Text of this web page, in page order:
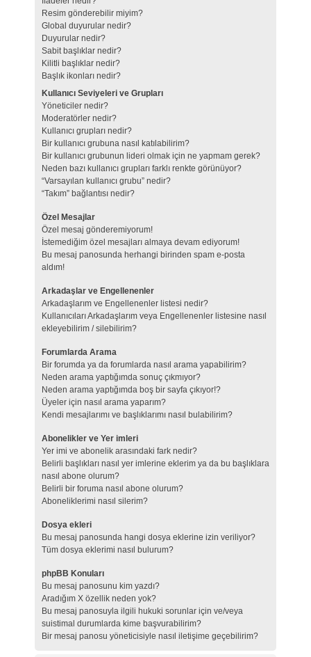
Resim gönderebilir miyim?
Global duyurular nedir?
Duyurular nedir?
Sabit başlıklar nedir?
Kilitli başlıklar nedir?
Başlık ikonları nedir?
Kullanıcı Seviyeleri ve Grupları
Yöneticiler nedir?
Moderatörler nedir?
Kullanıcı grupları nedir?
Bir kullanıcı grubuna nasıl katılabilirim?
Bir kullanıcı grubunun lideri olmak için ne yapmam gerek?
Neden bazı kullanıcı grupları farklı renkte görünüyor?
“Varsayılan kullanıcı grubu” nedir?
“Takım” bağlantısı nedir?
Özel Mesajlar
Özel mesaj gönderemiyorum!
İstemediğim özel mesajları almaya devam ediyorum!
Bu mesaj panosunda herhangi birinden spam e-posta
aldım!
Arkadaşlar ve Engellenenler
Arkadaşlarım ve Engellenenler listesi nedir?
Kullanıcıları Arkadaşlarım veya Engellenenler listesine nasıl
ekleyebilirim / silebilirim?
Forumlarda Arama
Bir forumda ya da forumlarda nasıl arama yapabilirim?
Neden arama yaptığımda sonuç çıkmıyor?
Neden arama yaptığımda boş bir sayfa çıkıyor!?
Üyeler için nasıl arama yaparım?
Kendi mesajlarımı ve başlıklarımı nasıl bulabilirim?
Abonelikler ve Yer imleri
Yer imi ve abonelik arasındaki fark nedir?
Belirli başlıkları nasıl yer imlerine eklerim ya da bu başlıklara
nasıl abone olurum?
Belirli bir foruma nasıl abone olurum?
Aboneliklerimi nasıl silerim?
Dosya ekleri
Bu mesaj panosunda hangi dosya eklerine izin veriliyor?
Tüm dosya eklerimi nasıl bulurum?
phpBB Konuları
Bu mesaj panosunu kim yazdı?
Aradığım X özellik neden yok?
Bu mesaj panosuyla ilgili hukuki sorunlar için ve/veya
suistimal durumlarda kime başvurabilirim?
Bir mesaj panosu yöneticisiyle nasıl iletişime geçebilirim?